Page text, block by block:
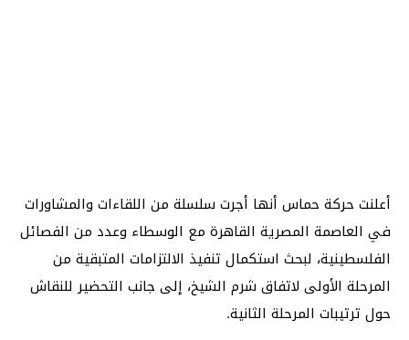
أعلنت حركة حماس أنها أجرت سلسلة من اللقاءات والمشاورات
في العاصمة المصرية القاهرة مع الوسطاء وعدد من الفصائل
الفلسطينية، لبحث استكمال تنفيذ الالتزامات المتبقية من
المرحلة الأولى لاتفاق شرم الشيخ، إلى جانب التحضير للنقاش
حول ترتيبات المرحلة الثانية.